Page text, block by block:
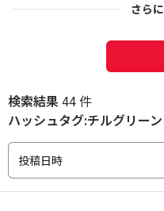
さら
検索結果44 件
ハッシュタグ:チルグリーン
投稿日時